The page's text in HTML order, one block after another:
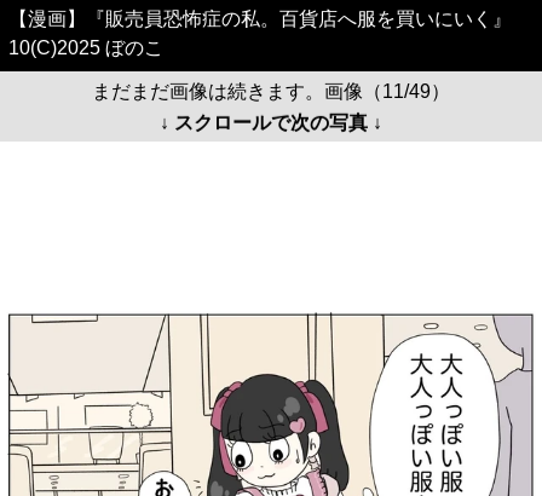
【漫画】『販売員恐怖症の私。百貨店へ服を買いにいく』
10(C)2025 ぼのこ
まだまだ画像は続きます。画像（11/49）
↓ スクロールで次の写真 ↓